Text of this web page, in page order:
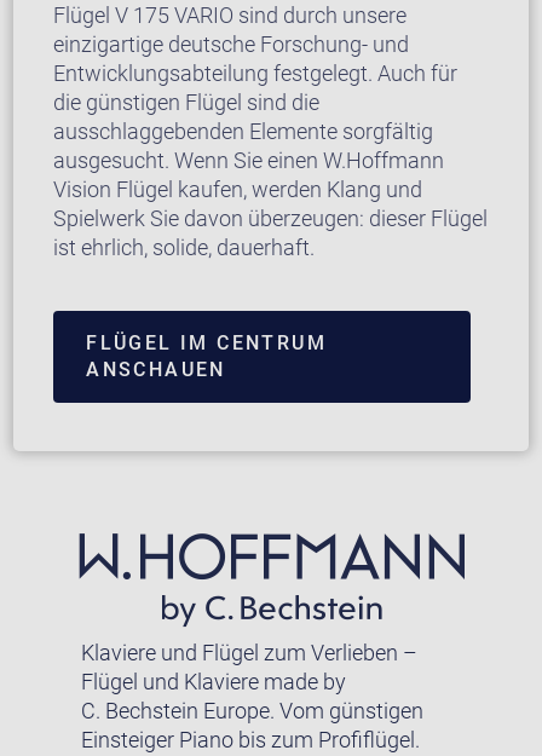
Flügel V 175 VARIO sind durch unsere
einzigartige deutsche Forschung- und
Entwicklungsabteilung festgelegt. Auch für
die günstigen Flügel sind die
ausschlaggebenden Elemente sorgfältig
ausgesucht. Wenn Sie einen W.Hoffmann
Vision Flügel kaufen, werden Klang und
Spielwerk Sie davon überzeugen: dieser Flügel
ist ehrlich, solide, dauerhaft.
FLÜGEL IM CENTRUM
ANSCHAUEN
Klaviere und Flügel zum Verlieben –
Flügel und Klaviere made by
C. Bechstein Europe. Vom günstigen
Einsteiger Piano bis zum Profiflügel.